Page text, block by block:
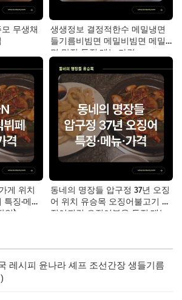
무생채
생생정보 결정적한수 메밀냉면
들기름비빔면 메밀비빔면 메밀
면 맛집 특징·메뉴·가격
게 위치
징·메뉴·
인)
동네의 명장들 압구정 37년 오징
어 위치 유승목 오징어불고기 오
징어튀김 오징어볶음 특징·메뉴·
레시피 윤나라 셰프 조선간장 생들기름